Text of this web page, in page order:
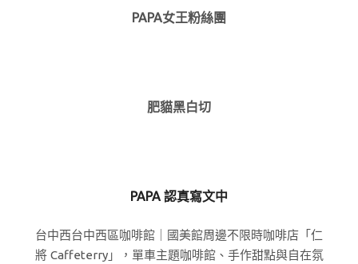
PAPA女王粉絲團
肥貓黑白切
PAPA 認真寫文中
台中西台中西區咖啡館｜國美館周邊不限時咖啡店「仁
將 Caffeterry」，單車主題咖啡館、手作甜點與自在氛